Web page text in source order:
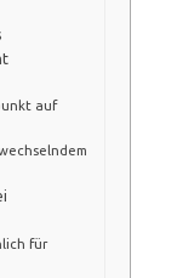
auf
für